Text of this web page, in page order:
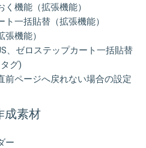
く機能（拡張機能）
ト一括貼替（拡張機能）
張機能）
、ゼロステップカート一括貼替
グ)
前ページへ戻れない場合の設定
成素材
ー